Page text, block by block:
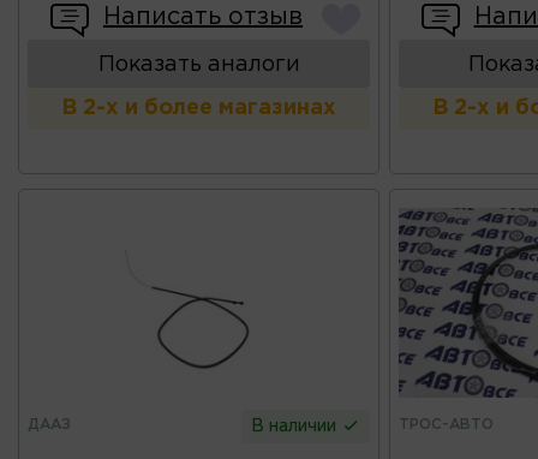
Написать отзыв
Показать аналоги
В 2-х и более магазинах В 2-х и
ДААЗ В наличии ТРОС-АВТО